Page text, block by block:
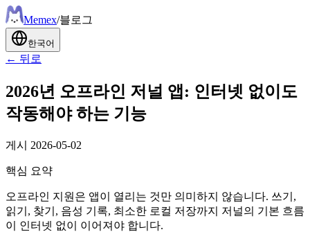
Memex/블로그
한국어
← 뒤로
2026년 오프라인 저널 앱: 인터넷 없이도
작동해야 하는 기능
게시 2026-05-02
핵심 요약
오프라인 지원은 앱이 열리는 것만 의미하지 않습니다. 쓰기,
읽기, 찾기, 음성 기록, 최소한 로컬 저장까지 저널의 기본 흐름
이 인터넷 없이 이어져야 합니다.